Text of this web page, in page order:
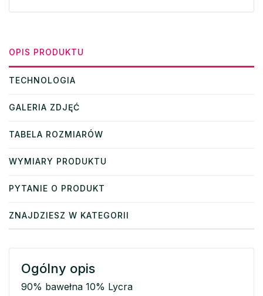
OPIS PRODUKTU
TECHNOLOGIA
GALERIA ZDJĘĆ
TABELA ROZMIARÓW
WYMIARY PRODUKTU
PYTANIE O PRODUKT
ZNAJDZIESZ W KATEGORII
Ogólny opis
90% bawełna 10% Lycra